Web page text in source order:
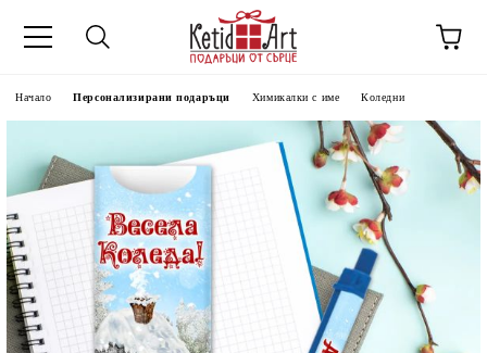
Начало Персонализирани подаръци Химикалки с име Коледни